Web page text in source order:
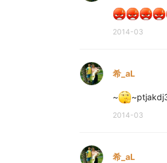
2014-03
希_aL
~
2014-03
希_aL